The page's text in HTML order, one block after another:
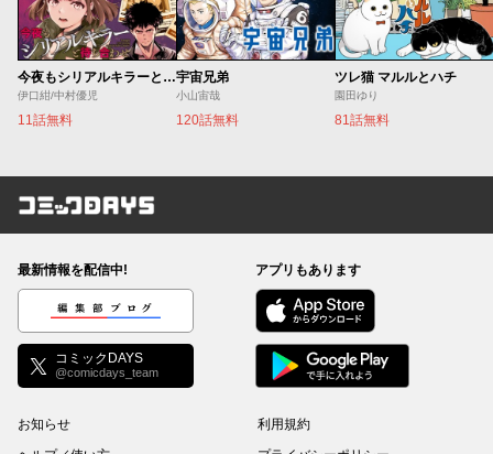
今夜もシリアルキラーと待ち合わせ
伊口紺/中村優児
11話無料
宇宙兄弟
小山宙哉
120話無料
ツレ猫 マルルとハチ
園田ゆり
81話無料
コミックDAYS
最新情報を配信中!
編集部ブログ
コミックDAYS
@comicdays_team
アプリもあります
お知らせ
利用規約